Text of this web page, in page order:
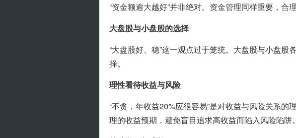
“资金额逾大越好”并非绝对。资金管理同样重要，合
大盘股与小盘股的选择
“大盘股好、稳”这一观点过于笼统。大盘股与小盘
择。
理性看待收益与风险
“不贪，年收益20%应很容易”是对收益与风险关系
理的收益预期，避免盲目追求高收益而陷入风险陷阱。